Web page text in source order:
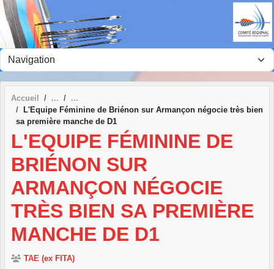
Accueil
L'Equipe Féminine de Briénon sur Armançon négocie très bien
sa première manche de D1
L'EQUIPE FÉMININE DE
BRIÉNON SUR
ARMANÇON NÉGOCIE
TRÈS BIEN SA PREMIÈRE
MANCHE DE D1
TAE (ex FITA)
Panneau de gestion des cookies